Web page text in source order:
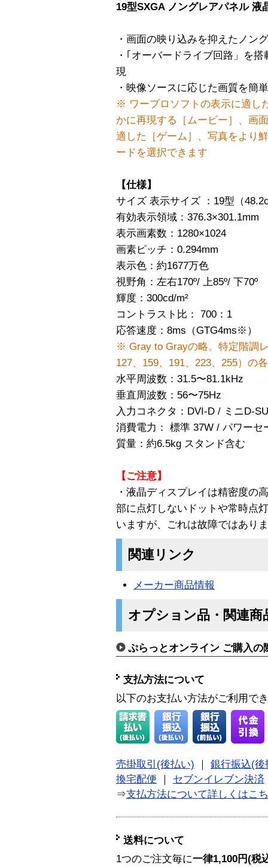
19型SXGA ノングレアパネル 液
・画面の映り込みを抑えたノン
・｢オーバードライブ回路」を
現
・映像ソースに応じた画質を簡
※ ワープロソフトの表示に適し
かに再現する［ムービー］、画
適した［ゲーム］、写真をより
ードを選択できます
【仕様】
サイズ 表示サイズ ：19型（
有効表示領域：376.3×301.1mm
表示画素数：1280×1024
画素ピッチ：0.294mm
表示色：約1677万色
視野角：左右170º/ 上85º/ 下70º
輝度：300cd/m²
コントラスト比： 700：1
応答速度：8ms（GTG4ms※）
※ Gray to Grayの略。特定階調
127、159、191、223、255）の
水平周波数：31.5〜81.1kHz
垂直周波数：56〜75Hz
入力コネクタ：DVI-D / ミニD-
消費電力： 標準 37W / パワーセ
質量：約6.5kg スタンド含む
【ご注意】
・液晶ディスプレイは精密度の
部に点灯しないドットや常時点
いますが、ごれは故障ではあり
関連リンク
メーカー商品情報
オプション品・関連商
ぷらっとオンライン ご購入の
支払方法について
以下のお支払い方法がご利用で
売掛取引(後払い)
銀行振込(後
換宅配便
セブンイレブン決済
⇒支払方法について詳しくはこ
送料について
1つのご注文毎に一律1,100円(税